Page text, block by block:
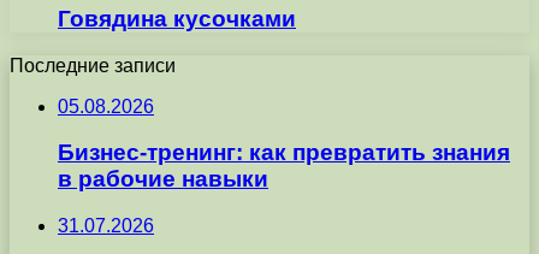
Говядина кусочками
Последние записи
05.08.2026
Бизнес-тренинг: как превратить знания
в рабочие навыки
31.07.2026